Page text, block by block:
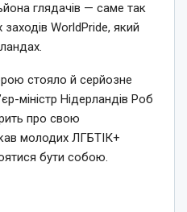
глядачів — саме так
WorldPride, який
стояло й серйозне
міністр Нідерландів Роб
про свою
молодих ЛГБТІК+
бути собою.